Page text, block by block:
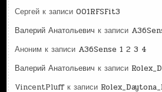
Сергей к записи001RFSFit3
Валерий Анатольевич к записи
Аноним к записи A36Sense 1 2 3 4
Валерий Анатольевич к записи
VincentPluffк записи